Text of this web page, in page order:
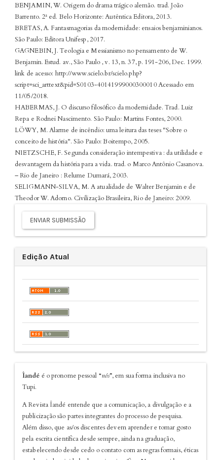
BENJAMIN, W. Origem do drama trágico alemão. trad. João
Barrento. 2ª ed. Belo Horizonte: Autêntica Editora, 2013.
BRETAS, A. Fantasmagorias da modernidade: ensaios benjaminianos.
São Paulo: Editora Unifesp, 2017.
GAGNEBIN, J. Teologia e Messianismo no pensamento de W.
Benjamin. Estud. av., São Paulo , v. 13, n. 37, p. 191-206, Dec. 1999.
link de acesso: http://www.scielo.br/scielo.php?
script=sci_arttext&pid=S0103-40141999000300010 Acessado em
11/05/2018.
HABERMAS, J. O discurso filosófico da modernidade. Trad. Luiz
Repa e Rodnei Nascimento. São Paulo: Martins Fontes, 2000.
LÖWY, M. Alarme de incêndio: uma leitura das teses "Sobre o
conceito de história". São Paulo: Boitempo, 2005.
NIETZSCHE, F. Segunda consideração intempestiva : da utilidade e
desvantagem da história para a vida. trad. o Marco Antônio Casanova.
– Rio de Janeiro : Relume Dumará, 2003.
SELIGMANN-SILVA, M. A atualidade de Walter Benjamin e de
Theodor W. Adorno. Civilização Brasileira, Rio de Janeiro: 2009.
Submissão
ENVIAR SUBMISSÃO
Edição Atual
sobre
Îandé é o pronome pessoal “nós”, em sua forma inclusiva no
Tupi.
A Revista Îandé entende que a comunicação, a divulgação e a
publicização são partes integrantes do processo de pesquisa.
Além disso, que as/os discentes devem aprender e tomar gosto
pela escrita científica desde sempre, ainda na graduação,
estabelecendo desde cedo o contato com as regras formais, éticas